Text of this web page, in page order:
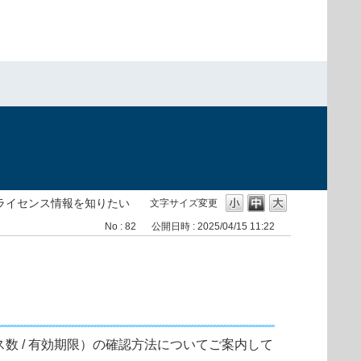
文字サイズ変更
イセンス情報を知りたい
No : 82 公開日時 : 2025/04/15 11:22
/ 有効期限）の確認方法についてご案内して